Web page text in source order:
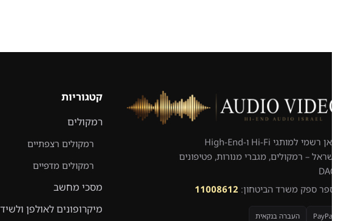
יבואן רשמי למותגי Hi-Fi ו-High-End
– רמקולים, מגברי מנורות, פטיפונים
ספק משרד הביטחון:11008612
העברה בנקאית
קטגוריות
רמקולים
רמקולים רצפתיים
רמקולים מדפיים
מסכי מחשב
מיקרופונים לאולפן ולשידור